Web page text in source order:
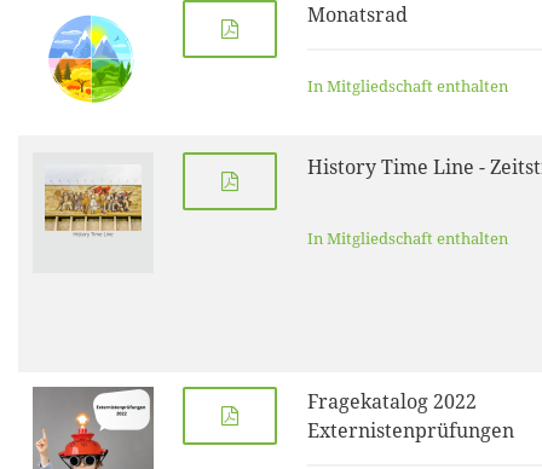
Monatsrad
In Mitgliedschaft enthalten
History Time Line -
In Mitgliedschaft enthalten
Fragekatalog 2022
Externistenprüfungen